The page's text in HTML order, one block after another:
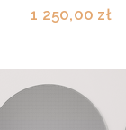
1 250,00 zł